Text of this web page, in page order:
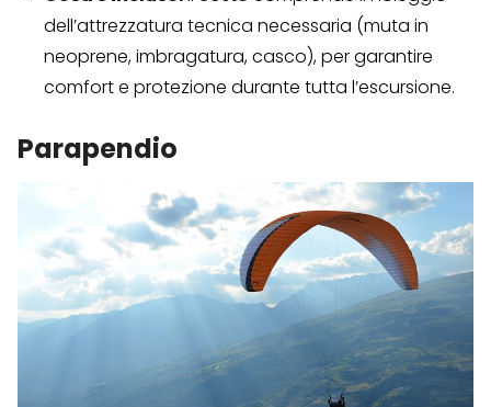
dell’attrezzatura tecnica necessaria (muta in
neoprene, imbragatura, casco), per garantire
comfort e protezione durante tutta l’escursione.
Parapendio